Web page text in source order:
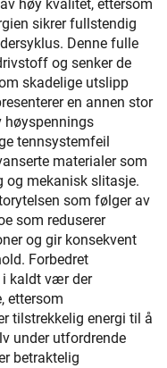
høy kvalitet, ettersom
sikrer fullstendig
Denne fulle
og senker de
skadelige utslipp
en annen stor
høyspennings
tennsystemfeil
materialer som
og mekanisk slitasje.
som følger av
som reduserer
og gir konsekvent
Forbedret
i kaldt vær der
ettersom
tilstrekkelig energi til å
under utfordrende
betraktelig